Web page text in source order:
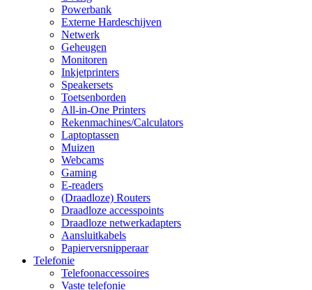
Powerbank
Externe Hardeschijven
Netwerk
Geheugen
Monitoren
Inkjetprinters
Speakersets
Toetsenborden
All-in-One Printers
Rekenmachines/Calculators
Laptoptassen
Muizen
Webcams
Gaming
E-readers
(Draadloze) Routers
Draadloze accesspoints
Draadloze netwerkadapters
Aansluitkabels
Papierversnipperaar
Telefonie
Telefoonaccessoires
Vaste telefonie